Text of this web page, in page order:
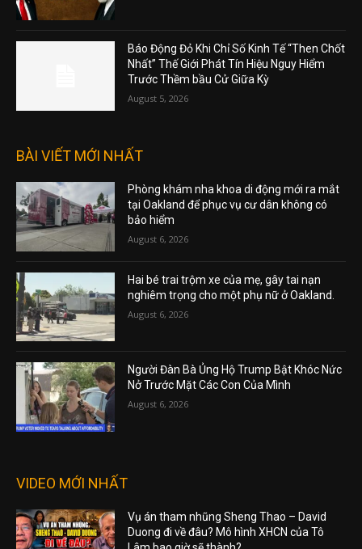
Báo Động Đỏ Khi Chỉ Số Kinh Tế “Then Chốt
Nhất” Thế Giới Phát Tín Hiệu Nguy Hiểm
Trước Thềm bầu Cử Giữa Kỳ
August 5, 2026
BÀI VIẾT MỚI NHẤT
Phòng khám nha khoa di động mới ra mắt
tại Oakland để phục vụ cư dân không có
bảo hiểm
August 6, 2026
Hai bé trai trộm xe của mẹ, gây tai nạn
nghiêm trọng cho một phụ nữ ở Oakland.
August 6, 2026
Người Đàn Bà Ủng Hộ Trump Bật Khóc Nức
Nở Trước Mặt Các Con Của Mình
August 6, 2026
VIDEO MỚI NHẤT
Vụ án tham nhũng Sheng Thao – David
Duong đi về đâu? Mô hình XHCN của Tô